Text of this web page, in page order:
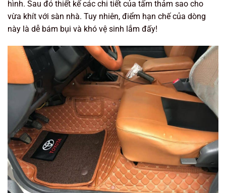
hình. Sau đó thiết kế các chi tiết của tấm thảm sao cho
vừa khít với sàn nhà. Tuy nhiên, điểm hạn chế của dòng
này là dễ bám bụi và khó vệ sinh lắm đấy!